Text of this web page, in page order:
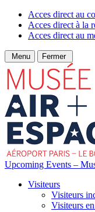
Acces direct au
Acces direct à la
Acces direct au
Menu Fermer
Upcoming Events –
Visiteurs
Visiteurs
Visiteurs